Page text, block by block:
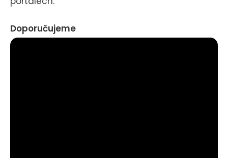
Doporučujeme